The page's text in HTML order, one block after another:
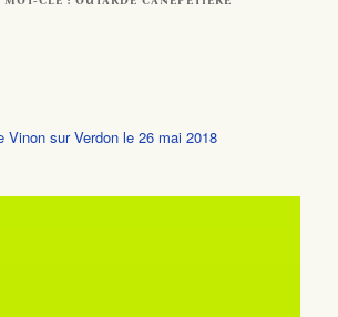
Vinon sur Verdon le 26 mai 2018